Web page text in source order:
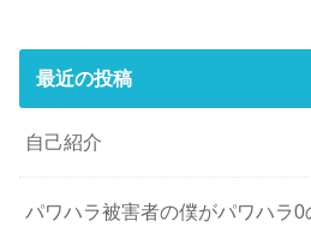
最近の投稿
自己紹介
パワハラ被害者の僕がパワハラ